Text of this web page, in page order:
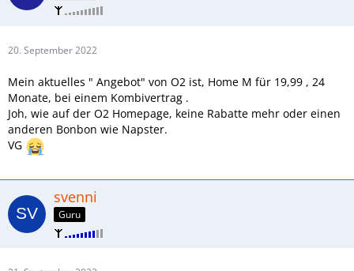
20. September 2022
Mein aktuelles " Angebot" von O2 ist, Home M für 19,99 , 24
Monate, bei einem Kombivertrag .
Joh, wie auf der O2 Homepage, keine Rabatte mehr oder einen
anderen Bonbon wie Napster.
VG
svenni
Guru